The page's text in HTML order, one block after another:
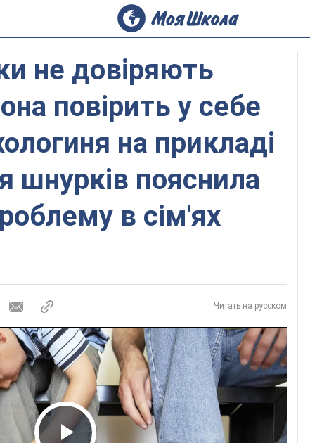
не довіряють
повірить у себе
на прикладі
шнурків пояснила
в сім'ях
Читать на русском